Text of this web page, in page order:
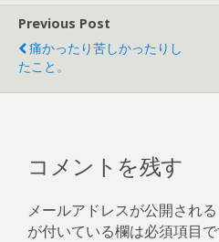
Previous Post
痛かったり苦しかったりし
たこと。
コメントを残す
メールアドレスが公開される
が付いている欄は必須項目